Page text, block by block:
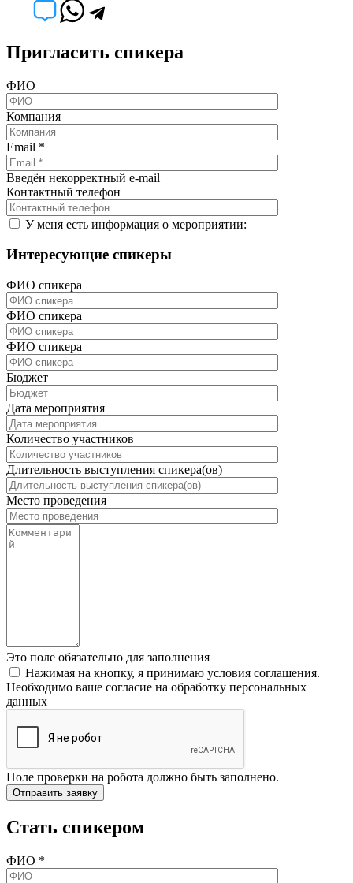
Пригласить спикера
ФИО
Компания
Email *
Введён некорректный e-mail
Контактный телефон
У меня есть информация о мероприятии:
Интересующие спикеры
ФИО спикера
ФИО спикера
ФИО спикера
Бюджет
Дата мероприятия
Количество участников
Длительность выступления спикера(ов)
Место проведения
Это поле обязательно для заполнения
Нажимая на кнопку, я принимаю условия соглашения.
Необходимо ваше согласие на обработку персональных
данных
Поле проверки на робота должно быть заполнено.
Стать спикером
ФИО *